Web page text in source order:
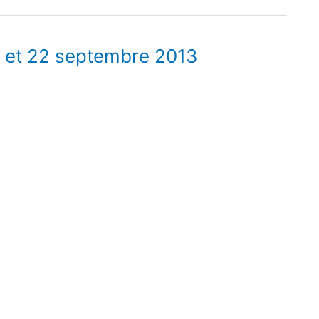
22 septembre 2013